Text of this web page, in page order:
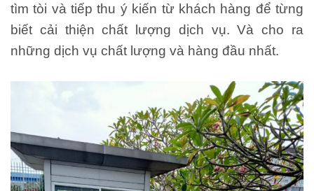
tìm tòi và tiếp thu ý kiến từ khách hàng để từng
biết cải thiện chất lượng dịch vụ. Và cho ra
những dịch vụ chất lượng và hàng đầu nhất.